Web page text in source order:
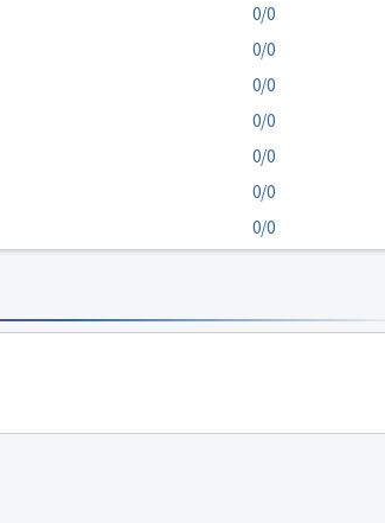
0/0
0/0
0/0
0/0
0/0
0/0
0/0